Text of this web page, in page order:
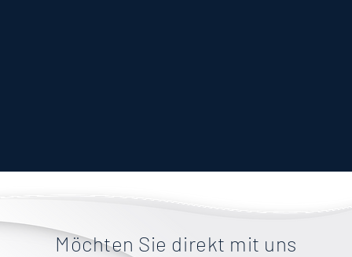
Möchten Sie direkt mit uns